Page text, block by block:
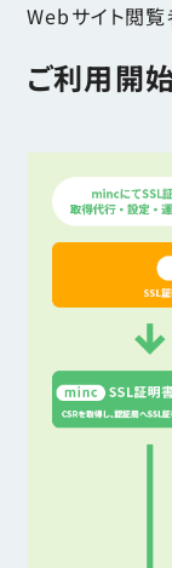
Webサイト閲覧
ご利用開